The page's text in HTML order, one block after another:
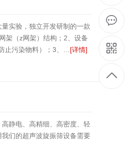
实验，独立开发研制的一款
架（z网架）结构；2、设备
止污染物料）；3、…[详情]
静电、高精细、高密度、轻
们的超声波旋振筛设备需要